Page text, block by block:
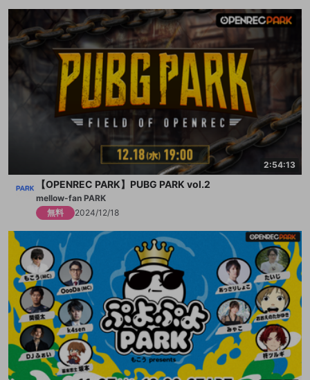
2:54:13
【OPENREC PARK】PUBG PARK vol.2
mellow-fan PARK
無料
2024/12/18